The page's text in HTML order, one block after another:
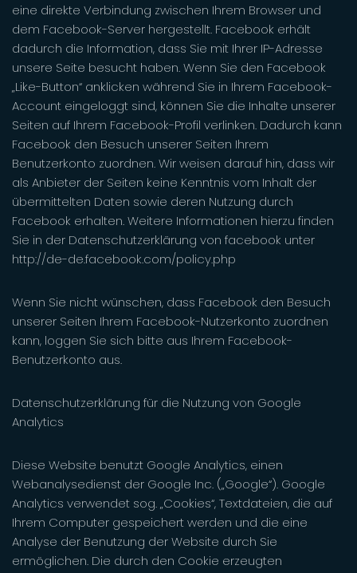
eine direkte Verbindung zwischen Ihrem Browser und
dem Facebook-Server hergestellt. Facebook erhält
dadurch die Information, dass Sie mit Ihrer IP-Adresse
unsere Seite besucht haben. Wenn Sie den Facebook
„Like-Button“ anklicken während Sie in Ihrem Facebook-
Account eingeloggt sind, können Sie die Inhalte unserer
Seiten auf Ihrem Facebook-Profil verlinken. Dadurch kann
Facebook den Besuch unserer Seiten Ihrem
Benutzerkonto zuordnen. Wir weisen darauf hin, dass wir
als Anbieter der Seiten keine Kenntnis vom Inhalt der
übermittelten Daten sowie deren Nutzung durch
Facebook erhalten. Weitere Informationen hierzu finden
Sie in der Datenschutzerklärung von facebook unter
http://de-de.facebook.com/policy.php
Wenn Sie nicht wünschen, dass Facebook den Besuch
unserer Seiten Ihrem Facebook-Nutzerkonto zuordnen
kann, loggen Sie sich bitte aus Ihrem Facebook-
Benutzerkonto aus.
Datenschutzerklärung für die Nutzung von Google
Analytics
Diese Website benutzt Google Analytics, einen
Webanalysedienst der Google Inc. („Google“). Google
Analytics verwendet sog. „Cookies“, Textdateien, die auf
Ihrem Computer gespeichert werden und die eine
Analyse der Benutzung der Website durch Sie
ermöglichen. Die durch den Cookie erzeugten